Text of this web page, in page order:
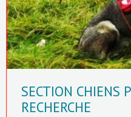
SECTION CHIENS
RECHERCHE